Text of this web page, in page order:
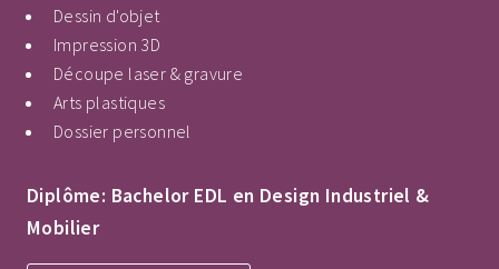
Dessin d'objet
Impression 3D
Découpe laser & gravure
Arts plastiques
Dossier personnel
Diplôme: Bachelor EDL en Design Industriel &
Mobilier